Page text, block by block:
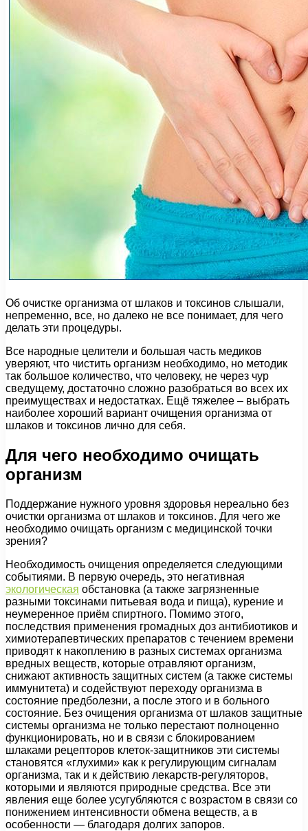
Об очистке организма от шлаков и токсинов слышали,
непременно, все, но далеко не все понимает, для чего
делать эти процедуры.
Все народные целители и большая часть медиков
уверяют, что чистить организм необходимо, но методик
так большое количество, что человеку, не через чур
сведущему, достаточно сложно разобраться во всех их
преимуществах и недостатках. Ещё тяжелее – выбрать
наиболее хороший вариант очищения организма от
шлаков и токсинов лично для себя.
Для чего необходимо очищать
организм
Поддержание нужного уровня здоровья нереально без
очистки организма от шлаков и токсинов. Для чего же
необходимо очищать организм с медицинской точки
зрения?
Необходимость очищения определяется следующими
событиями. В первую очередь, это негативная
экологическая обстановка (а также загрязненные
разными токсинами питьевая вода и пища), курение и
неумеренное приём спиртного. Помимо этого,
последствия применения громадных доз антибиотиков и
химиотерапевтических препаратов с течением времени
приводят к накоплению в разных системах организма
вредных веществ, которые отравляют организм,
снижают активность защитных систем (а также системы
иммунитета) и содействуют переходу организма в
состояние предболезни, а после этого и в больного
состояние. Без очищения организма от шлаков защитные
системы организма не только перестают полноценно
функционировать, но и в связи с блокированием
шлаками рецепторов клеток-защитников эти системы
становятся «глухими» как к регулирующим сигналам
организма, так и к действию лекарств-регуляторов,
которыми и являются природные средства. Все эти
явления еще более усугубляются с возрастом в связи со
понижением интенсивности обмена веществ, а в
особенности — благодаря долгих запоров.